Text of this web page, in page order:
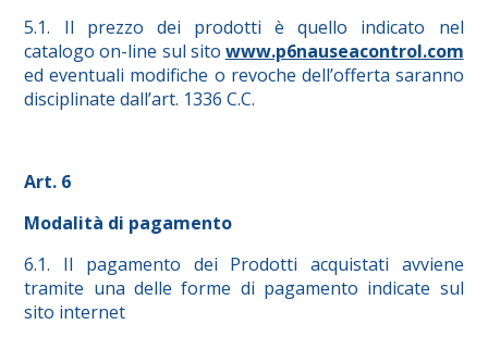
5.1. Il prezzo dei prodotti è quello indicato nel
catalogo on-line sul sito www.p6nauseacontrol.com
ed eventuali modifiche o revoche dell’offerta saranno
disciplinate dall’art. 1336 C.C.
Art. 6
Modalità di pagamento
6.1. Il pagamento dei Prodotti acquistati avviene
tramite una delle forme di pagamento indicate sul
sito internet